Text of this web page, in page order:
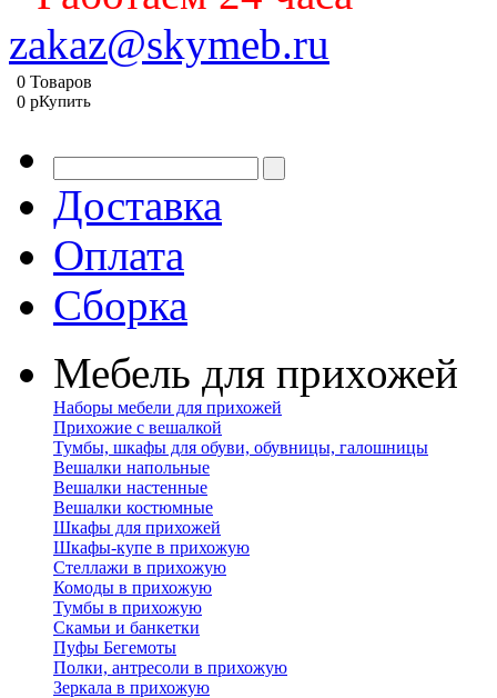
zakaz@skymeb.ru
0 Товаров
0 pКупить
Доставка
Оплата
Сборка
Мебель для прихожей
Наборы мебели для прихожей
Прихожие с вешалкой
Тумбы, шкафы для обуви, обувницы, галошницы
Вешалки напольные
Вешалки настенные
Вешалки костюмные
Шкафы для прихожей
Шкафы-купе в прихожую
Стеллажи в прихожую
Комоды в прихожую
Тумбы в прихожую
Скамьи и банкетки
Пуфы Бегемоты
Полки, антресоли в прихожую
Зеркала в прихожую